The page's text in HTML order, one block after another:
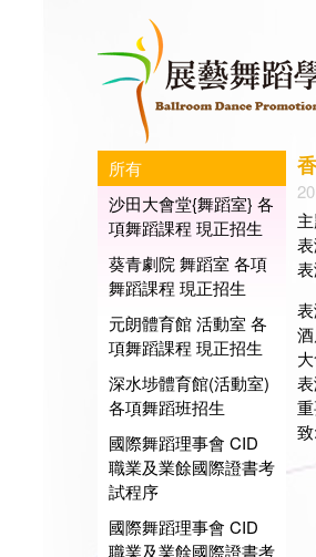
所有
沙田大會堂{舞蹈室} 各
項舞蹈課程 現正招生
葵青劇院 舞蹈室 各項
舞蹈課程 現正招生
元朗體育館 活動室 各
項舞蹈課程 現正招生
深水埗體育館(活動室)
各項舞蹈班招生
國際舞蹈理事會 CID
職業及業餘國際證書考
試程序
國際舞蹈理事會 CID
職業及業餘國際證書考